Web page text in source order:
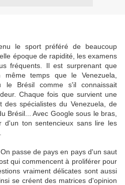
le sport préféré de beaucoup
époque de rapidité, les examens
fréquents. Il est surprenant que
temps que le Venezuela,
le Brésil comme s'il connaissait
Chaque fois que survient une
des spécialistes du Venezuela, de
Brésil... Avec Google sous le bras,
d'un ton sentencieux sans lire les
passe de pays en pays d'un saut
qui commencent à proliférer pour
vraiment délicates sont aussi
se créent des matrices d'opinion